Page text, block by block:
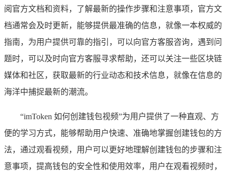
阅官方文档和资料，了解最新的操作步骤和注意事项，官方文
档通常会及时更新，能够提供最准确的信息，就像一本权威的
指南，为用户提供可靠的指引，可以向官方客服咨询，遇到问
题时，可以及时向官方客服寻求帮助，还可以关注一些区块链
媒体和社区，获取最新的行业动态和技术信息，就像在信息的
海洋中捕捉最新的潮流。
“imToken 如何创建钱包视频”为用户提供了一种直观、方
便的学习方式，能够帮助用户快速、准确地掌握创建钱包的方
法，通过观看视频，用户可以更好地理解创建钱包的步骤和注
意事项，提高钱包的安全性和使用效率，用户在观看视频时，